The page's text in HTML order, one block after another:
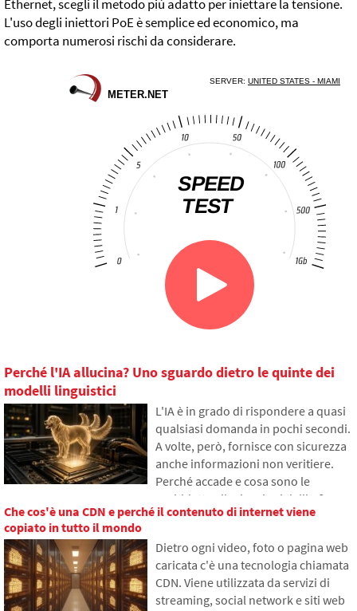
Ethernet, scegli il metodo più adatto per iniettare la tensione.
L'uso degli iniettori PoE è semplice ed economico, ma
comporta numerosi rischi da considerare.
Perché l'IA allucina? Uno sguardo dietro le quinte dei
modelli linguistici
L'IA è in grado di rispondere a quasi
qualsiasi domanda in pochi secondi.
A volte, però, fornisce con sicurezza
anche informazioni non veritiere.
Perché accade e cosa sono le
cosiddette allucinazioni dell'IA?
Nell'articolo spiegheremo come
linguistici, perché a volte generano
risposte false e come i
programmatori cercano di ridurre
gradualmente questo problema.
Che cos'è una CDN e perché il contenuto di internet viene
copiato in tutto il mondo
Dietro ogni video, foto o pagina web
caricata c'è una tecnologia chiamata
CDN. Viene utilizzata da servizi di
streaming, social network e siti web